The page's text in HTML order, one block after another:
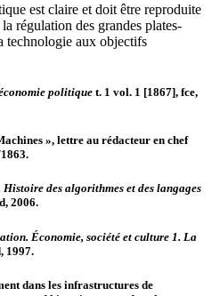
est claire et doit être reproduite
régulation des grandes plates-
technologie aux objectifs
politique t. 1 vol. 1 [1867], fce,
», lettre au rédacteur en chef
des algorithmes et des langages
2006.
Économie, société et culture 1. La
1997.
dans les infrastructures de